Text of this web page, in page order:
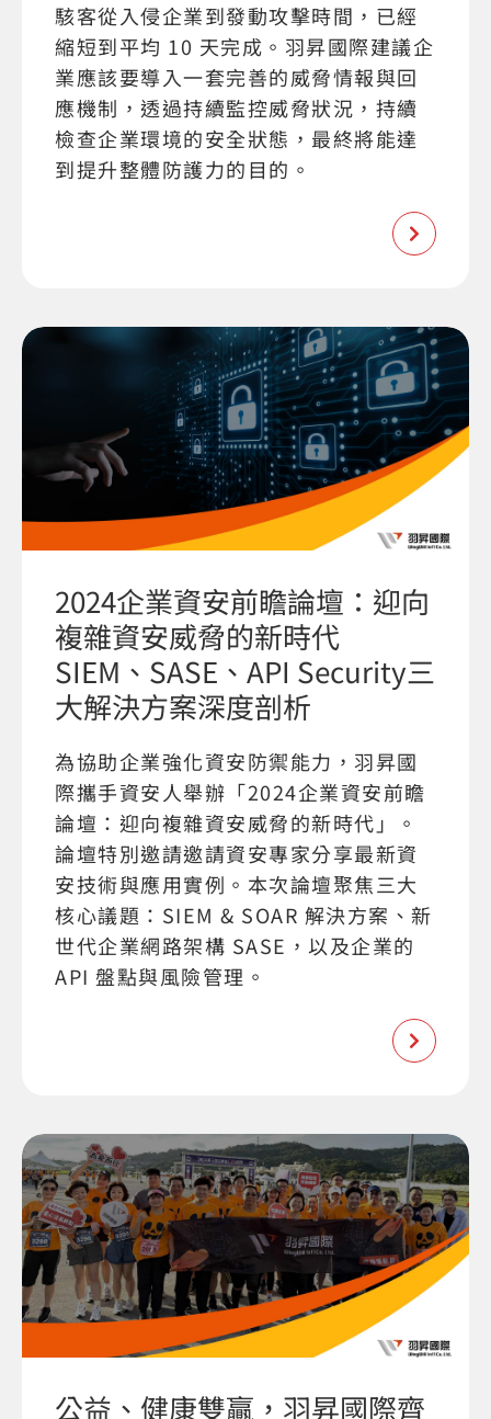
駭客從入侵企業到發動攻擊時間，已經
縮短到平均 10 天完成。羽昇國際建議企
業應該要導入一套完善的威脅情報與回
應機制，透過持續監控威脅狀況，持續
檢查企業環境的安全狀態，最終將能達
到提升整體防護力的目的。
2024企業資安前瞻論壇：迎向
複雜資安威脅的新時代
SIEM、SASE、API Security三
大解決方案深度剖析
為協助企業強化資安防禦能力，羽昇國
際攜手資安人舉辦「2024企業資安前瞻
論壇：迎向複雜資安威脅的新時代」。
論壇特別邀請邀請資安專家分享最新資
安技術與應用實例。本次論壇聚焦三大
核心議題：SIEM & SOAR 解決方案、新
世代企業網路架構 SASE，以及企業的
API 盤點與風險管理。
公益、健康雙贏，羽昇國際齊